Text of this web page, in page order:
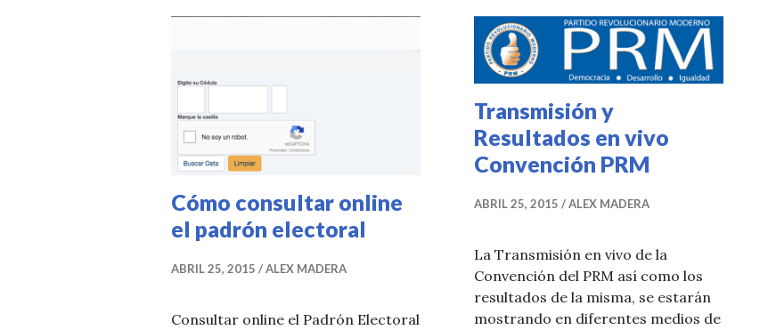
Cómo consultar online
el padrón electoral
ABRIL 25, 2015 ALEX MADERA
Consultar online el Padrón Electoral
Transmisión y
Resultados en vivo
Convención PRM
ABRIL 25, 2015 ALEX MADERA
La Transmisión en vivo de la
Convención del PRM así como los
resultados de la misma, se estarán
mostrando en diferentes medios de